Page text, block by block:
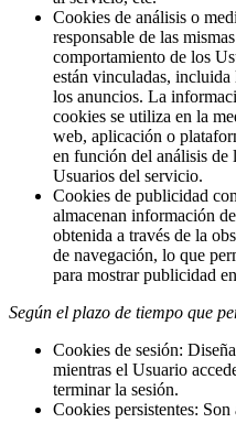
Cookies de análisis o
responsable de las
comportamiento de los
están vinculadas,
los anuncios. La
cookies se utiliza en la
web, aplicación o
en función del análisis de
Usuarios del servicio.
Cookies de publicidad
almacenan información
obtenida a través de la
de navegación, lo que
para mostrar publicidad
Según el plazo de tiempo que
Cookies de sesión:
mientras el Usuario
terminar la sesión.
Cookies persistentes: